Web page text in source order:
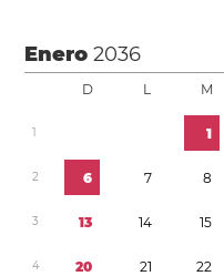
Enero2036
D L M
1 1
2 6 7 8
3 13 14 15
4 20 21 22